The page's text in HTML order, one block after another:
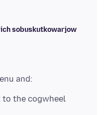
sobuskutkowarjow
to the cogwheel